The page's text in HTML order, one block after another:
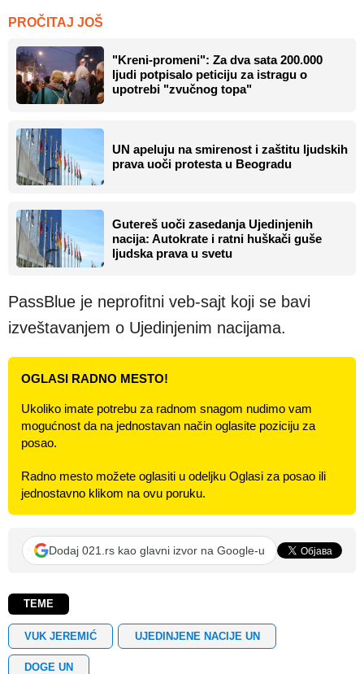
PROČITAJ JOŠ
"Kreni-promeni": Za dva sata 200.000
ljudi potpisalo peticiju za istragu o
upotrebi "zvučnog topa"
UN apeluju na smirenost i zaštitu ljudskih
prava uoči protesta u Beogradu
Gutereš uoči zasedanja Ujedinjenih
nacija: Autokrate i ratni huškači guše
ljudska prava u svetu
PassBlue je neprofitni veb-sajt koji se bavi
izveštavanjem o Ujedinjenim nacijama.
OGLASI RADNO MESTO!
Ukoliko imate potrebu za radnom snagom nudimo vam
mogućnost da na jednostavan način oglasite poziciju za
posao.
Radno mesto možete oglasiti u odeljku Oglasi za posao ili
jednostavno klikom na ovu poruku.
Dodaj 021.rs kao glavni izvor na Google-u
TEME
VUK JEREMIĆ UJEDINJENE NACIJE UN
DOGE UN